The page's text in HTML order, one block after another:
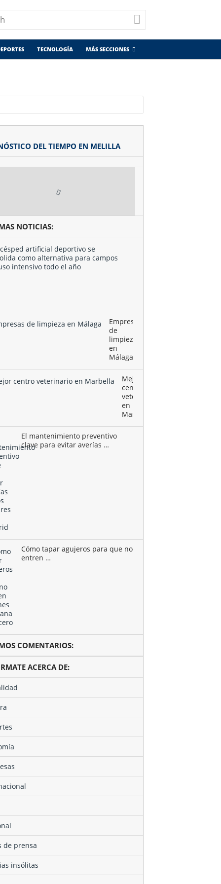
TECNOLOGÍA MÁS SECCIONES
DEL TIEMPO EN MELILLA
NOTICIAS:
Empresas
de
limpieza
en
Málaga
Mejor
centro
veterinario
en
Marbella
El mantenimiento preventivo
clave para evitar averías …
Cómo tapar agujeros para que no
entren …
COMENTARIOS:
ACERCA DE:
de prensa
insólitas